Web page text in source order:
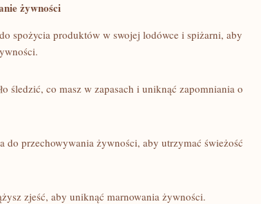
żywności
spożycia produktów ‍w ‌swojej lodówce i spiżarni, aby
śledzić,‌ co masz w zapasach i uniknąć zapomniania o
przechowywania żywności, aby utrzymać świeżość
zjeść, aby⁣ uniknąć marnowania żywności.